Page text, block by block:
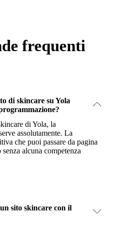
frequenti
di skincare su Yola
di Yola, la
assolutamente. La
che puoi passare da pagina
alcuna competenza
sito skincare con il